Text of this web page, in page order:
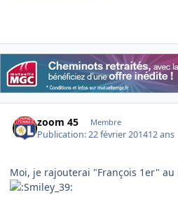
zoom 45 Membre
Publication:22 février 201412 ans
Moi, je rajouterai "François 1er" au